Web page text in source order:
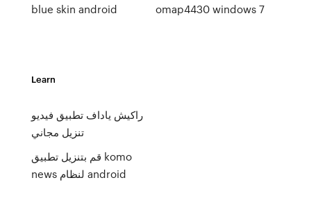
blue skin android
omap4430 windows 7
Learn
راكيش ياداف تطبيق فيديو
تنزيل مجاني
قم بتنزيل تطبيق komo
news لنظام android